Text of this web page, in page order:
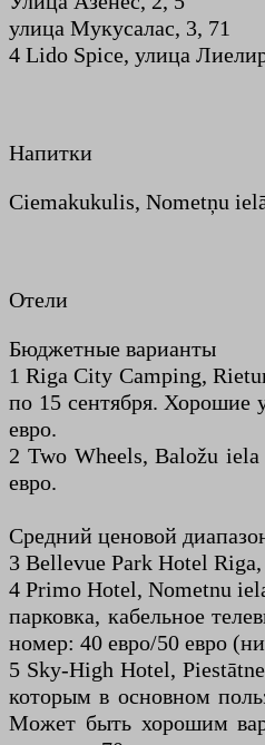
улица Мукусалас, 3, 71
4 Lido Spice, улица
Напитки
Ciemakukulis, Nometņu
Отели
Бюджетные варианты
1 Riga City Camping,
по 15 сентября. Хорошие
евро.
2 Two Wheels, Baložu
евро.
Средний ценовой
3 Bellevue Park Hotel
4 Primo Hotel, Nometnu
парковка, кабельное
номер: 40 евро/50 евро
5 Sky-High Hotel,
которым в основном
Может быть хорошим